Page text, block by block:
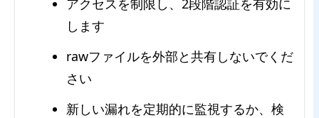
します
rawファイルを外部と共有しないでくだ
さい
新しい漏れを定期的に監視するか、検